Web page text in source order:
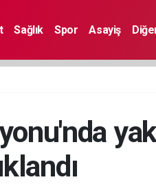
Sağlık Spor Asayiş